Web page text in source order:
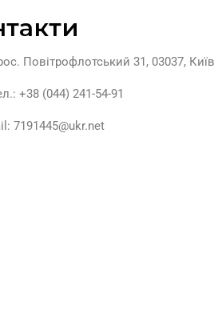
Повітрофлотський 31, 03037,
+38 (044) 241-54-91
7191445@ukr.net